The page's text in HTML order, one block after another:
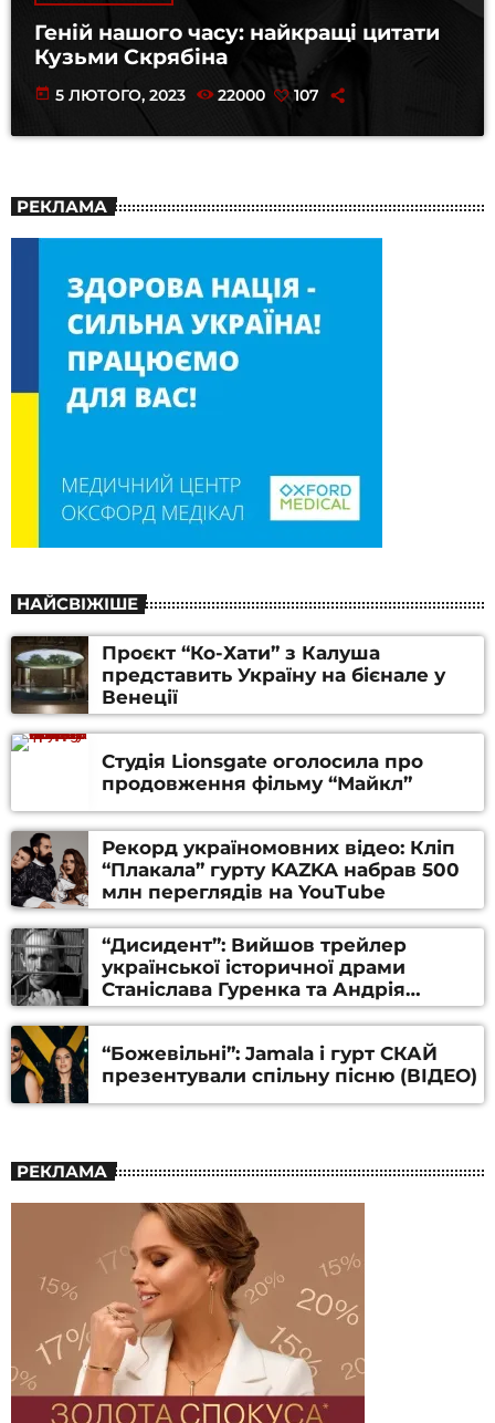
Геній нашого часу: найкращі цитати
Кузьми Скрябіна
today 5 ЛЮТОГО, 2023 22000 107
РЕКЛАМА
НАЙСВІЖІШЕ
Проєкт “Ко-Хати” з Калуша
представить Україну на бієнале у
Венеції
Студія Lionsgate оголосила про
продовження фільму “Майкл”
Рекорд україномовних відео: Кліп
“Плакала” гурту KAZKA набрав 500
млн переглядів на YouTube
“Дисидент”: Вийшов трейлер
української історичної драми
Станіслава Гуренка та Андрія
Алфьорова (ВІДЕО)
“Божевільні”: Jamala і гурт СКАЙ
презентували спільну пісню (ВІДЕО)
РЕКЛАМА